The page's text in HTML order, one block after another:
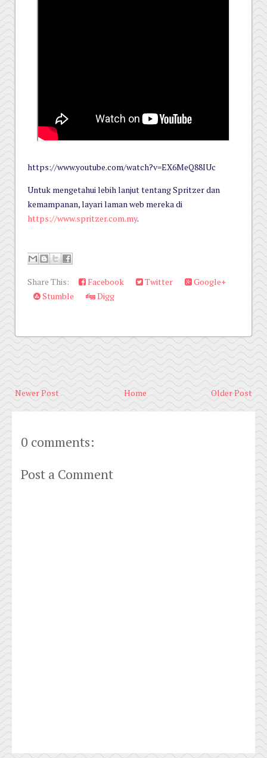
https://www.youtube.com/watch?v=EX6MeQ88IUc
Untuk mengetahui lebih lanjut tentang Spritzer dan
kemampanan, layari laman web mereka di
https://www.spritzer.com.my.
Share This: Facebook Twitter
Google+
Stumble
Digg
Newer Post Older Post
Home
0 comments:
Post a Comment